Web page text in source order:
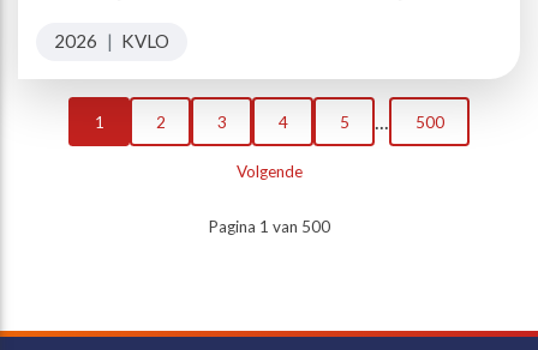
2026 | KVLO
1 2 3 4 5 ... 500
Volgende
Pagina 1 van 500